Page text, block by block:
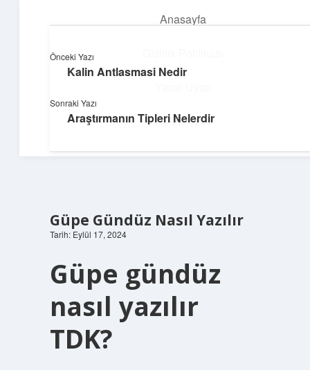
Anasayfa
Hakkımızda
Güpe Gündüz Nasıl Yazılır
Tarih: Eylül 17, 2024
Güpe gündüz
nasıl yazılır
TDK?
Önceki Yazı
Kalin Antlasmasi Nedir
Sonraki Yazı
Araştırmanın Tipleri Nelerdir